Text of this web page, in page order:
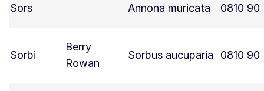
Sors Annona muricata 0810 90
Sorbi
Berry
Rowan
Sorbus aucuparia 0810 90